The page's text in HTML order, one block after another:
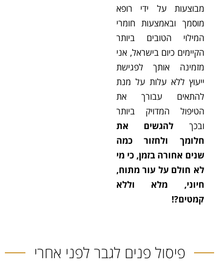
מבוצעות על ידי רופא
מוסמך ובאמצעות חומרי
המילוי הטובים ביותר
הקיימים כיום בישראל, אני
מזמינה אותך לפגישת
ייעוץ ללא עלות על מנת
להתאים עבורך את
הטיפול המדויק ביותר
ובכך להגשים את
חלומך ולחזור כמה
שנים אחורה בזמן, כי מי
לא חולם על עור מתוח,
חיוני, מלא וללא
קמטים?!
פיסול פנים לגבר לפני אחרי